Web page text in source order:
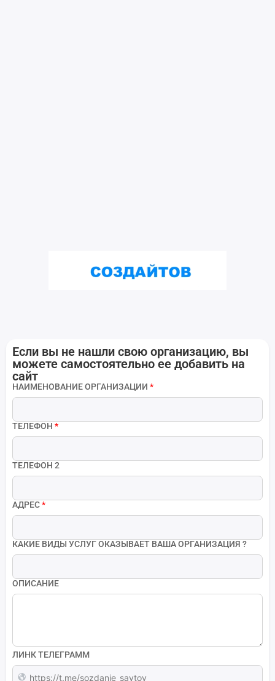
Если вы не нашли свою организацию, вы
можете самостоятельно ее добавить на
сайт
НАИМЕНОВАНИЕ ОРГАНИЗАЦИИ *
ТЕЛЕФОН *
ТЕЛЕФОН 2
АДРЕС*
КАКИЕ ВИДЫ УСЛУГ ОКАЗЫВАЕТ ВАША ОРГАНИЗАЦИЯ ?
ОПИСАНИЕ
ЛИНК ТЕЛЕГРАММ